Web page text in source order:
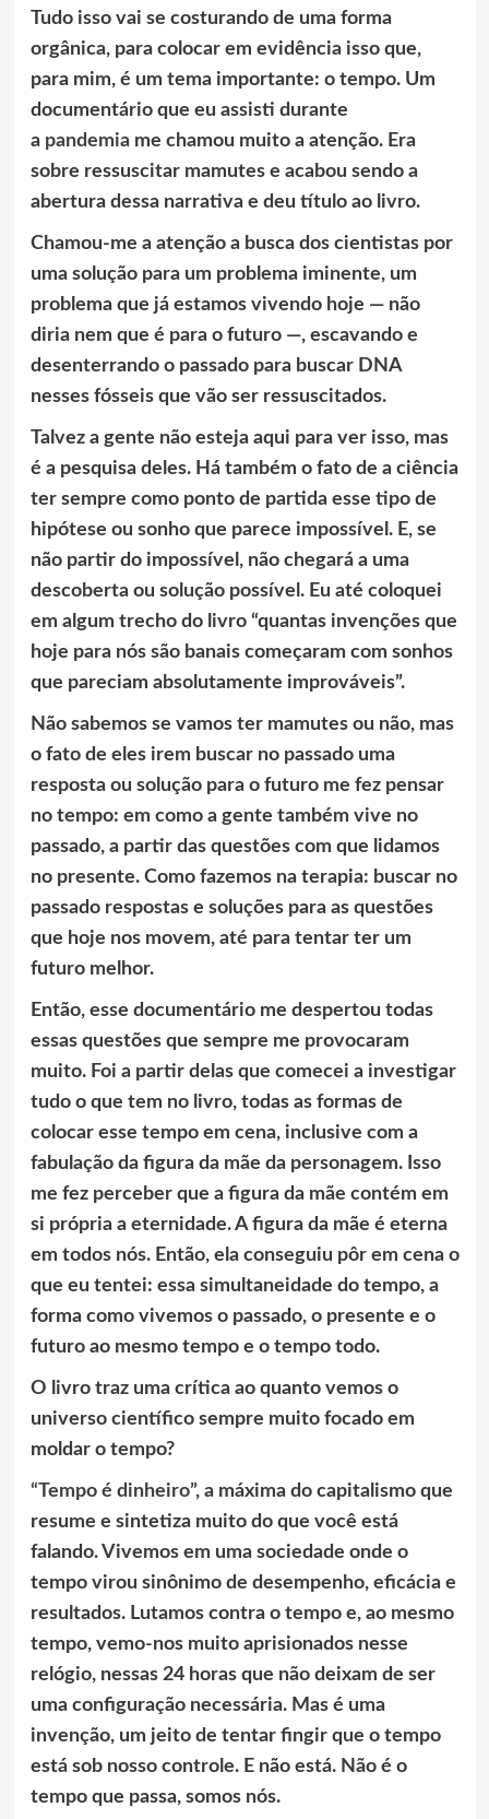
Tudo isso vai se costurando de uma forma
orgânica, para colocar em evidência isso que,
para mim, é um tema importante: o tempo. Um
documentário que eu assisti durante
a pandemiame chamou muito a atenção. Era
sobre ressuscitar mamutes e acabou sendo a
abertura dessa narrativa e deu título ao livro.
Chamou-me a atenção a busca dos cientistas por
uma solução para um problema iminente, um
problema que já estamos vivendo hoje — não
diria nem que é para o futuro —, escavando e
desenterrando o passado para buscar DNA
nesses fósseis que vão ser ressuscitados.
Talvez a gente não esteja aqui para ver isso, mas
é a pesquisa deles. Há também o fato de a ciência
ter sempre como ponto de partida esse tipo de
hipótese ou sonho que parece impossível. E, se
não partir do impossível, não chegará a uma
descoberta ou solução possível. Eu até coloquei
em algum trecho do livro “quantas invenções que
hoje para nós são banais começaram com sonhos
que pareciam absolutamente improváveis”.
Não sabemos se vamos ter mamutes ou não, mas
o fato de eles irem buscar no passado uma
resposta ou solução para o futuro me fez pensar
no tempo: em como a gente também vive no
passado, a partir das questões com que lidamos
no presente. Como fazemos na terapia: buscar no
passado respostas e soluções para as questões
que hoje nos movem, até para tentar ter um
futuro melhor.
Então, esse documentário me despertou todas
essas questões que sempre me provocaram
muito. Foi a partir delas que comecei a investigar
tudo o que tem no livro, todas as formas de
colocar esse tempo em cena, inclusive com a
fabulação da figura da mãe da personagem. Isso
me fez perceber que a figura da mãe contém em
si própria a eternidade. A figura da mãe é eterna
em todos nós. Então, ela conseguiu pôr em cena o
que eu tentei: essa simultaneidade do tempo, a
forma como vivemos o passado, o presente e o
futuro ao mesmo tempo e o tempo todo.
O livro traz uma crítica ao quanto vemos o
universo científico sempre muito focado em
moldar o tempo?
“Tempo é dinheiro”, a máxima do capitalismo que
resume e sintetiza muito do que você está
falando. Vivemos em uma sociedade onde o
tempo virou sinônimo de desempenho, eficácia e
resultados. Lutamos contra o tempo e, ao mesmo
tempo, vemo-nos muito aprisionados nesse
relógio, nessas 24 horas que não deixam de ser
uma configuração necessária. Mas é uma
invenção, um jeito de tentar fingir que o tempo
está sob nosso controle. E não está. Não é o
tempo que passa, somos nós.